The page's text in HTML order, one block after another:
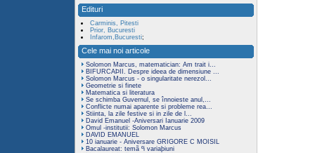
Edituri
Carminis, Pitesti
Prior, Bucuresti
Infarom,Bucuresti;
Cele mai noi articole
Solomon Marcus, matematician: Am trait i...
BIFURCAÞII. Despre ideea de dimensiune ...
Solomon Marcus - o singularitate nerezol...
Geometrie si finete
Matematica si literatura
Se schimba Guvernul, se înnoieste anul,...
Conflicte numai aparente si probleme rea...
Stiinta, la zile festive si in zile de l...
David Emanuel -Aniversari Ianuarie 2009
Omul -institutii: Solomon Marcus
DAVID EMANUEL
10 ianuarie - Aniversare GRIGORE C MOISIL
Bacalaureat: temã ºi variaþiuni